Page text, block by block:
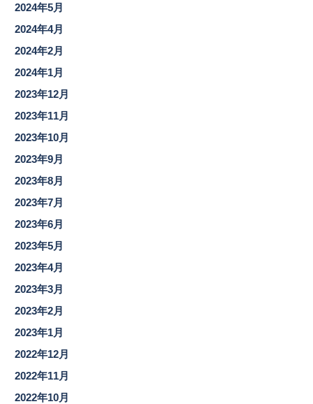
2024年5月
2024年4月
2024年2月
2024年1月
2023年12月
2023年11月
2023年10月
2023年9月
2023年8月
2023年7月
2023年6月
2023年5月
2023年4月
2023年3月
2023年2月
2023年1月
2022年12月
2022年11月
2022年10月